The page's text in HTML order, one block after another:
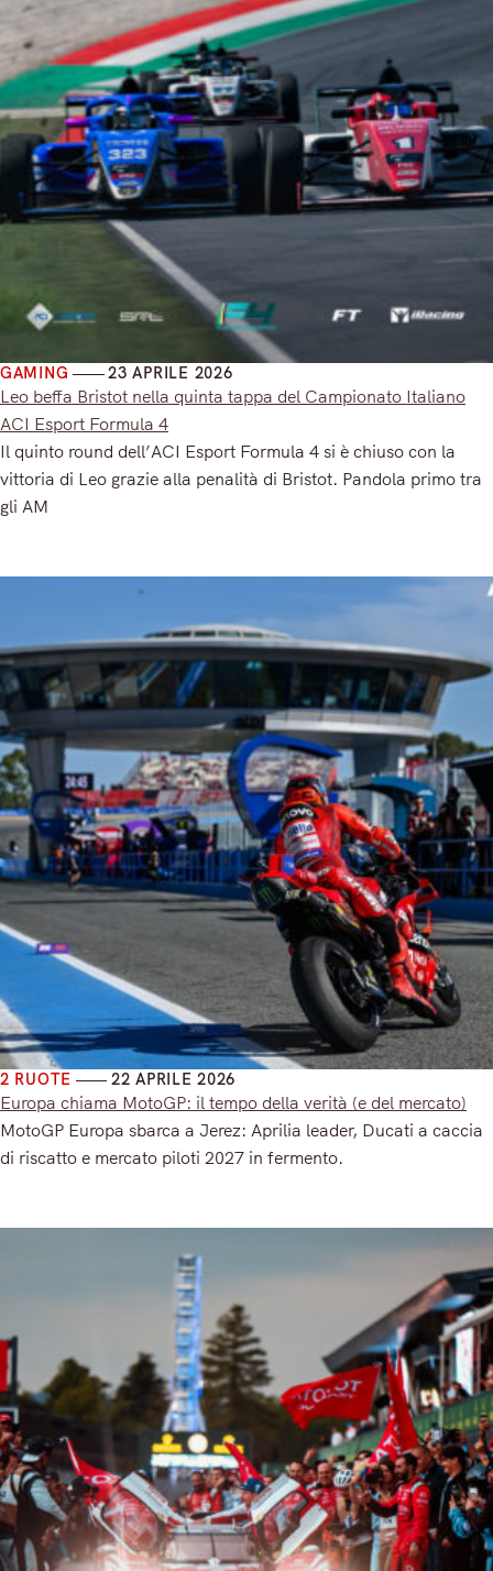
GAMING 23 APRILE 2026
Leo beffa Bristot nella quinta tappa del Campionato Italiano
ACI Esport Formula 4
Il quinto round dell’ACI Esport Formula 4 si è chiuso con la
vittoria di Leo grazie alla penalità di Bristot. Pandola primo tra
gli AM
2 RUOTE 22 APRILE 2026
Europa chiama MotoGP: il tempo della verità (e del mercato)
MotoGP Europa sbarca a Jerez: Aprilia leader, Ducati a caccia
di riscatto e mercato piloti 2027 in fermento.